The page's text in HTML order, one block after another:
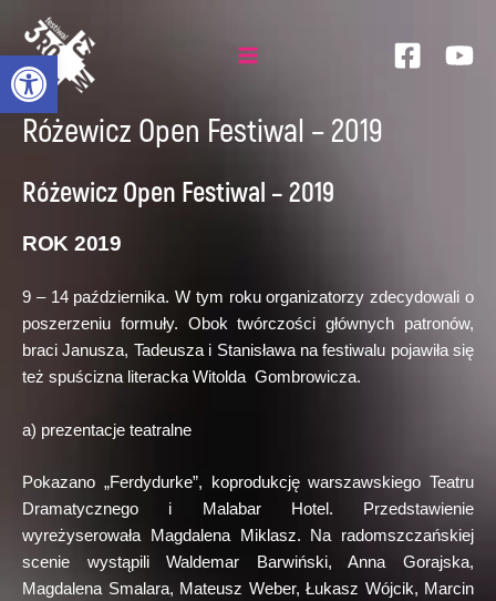
Otwórz pasek narzędzi
content
Menu
Różewicz Open Festiwal – 2019
Różewicz Open Festiwal – 2019
ROK 2019
9 – 14 października. W tym roku organizatorzy zdecydowali o
poszerzeniu formuły. Obok twórczości głównych patronów,
braci Janusza, Tadeusza i Stanisława na festiwalu pojawiła się
też spuścizna literacka Witolda Gombrowicza.
a) prezentacje teatralne
Pokazano „Ferdydurke”, koprodukcję warszawskiego Teatru
Dramatycznego i Malabar Hotel. Przedstawienie
wyreżyserowała Magdalena Miklasz. Na radomszczańskiej
scenie wystąpili Waldemar Barwiński, Anna Gorajska,
Magdalena Smalara, Mateusz Weber, Łukasz Wójcik, Marcin